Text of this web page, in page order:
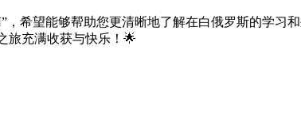
，希望能够帮助您更清晰地了解在白俄罗斯的学
旅充满收获与快乐！🌟